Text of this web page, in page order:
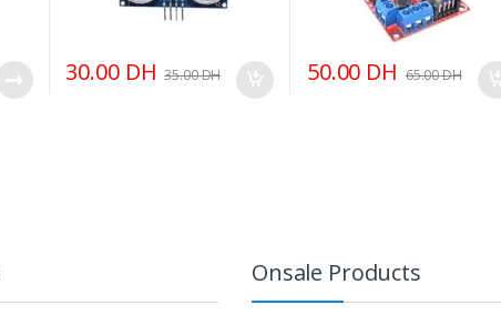
30.00 DH 35.00DH 50.00 DH 65.00DH
Onsale Products